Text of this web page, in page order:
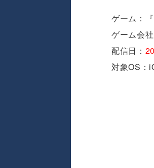
ゲーム：
ゲーム会
配信日：
対象OS：